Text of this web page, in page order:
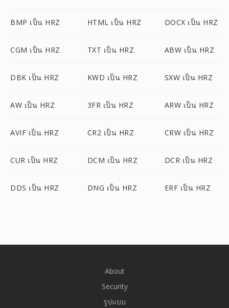
BMP เป็น HRZ HTML เป็น HRZ DOCX เป็น HRZ
CGM เป็น HRZ TXT เป็น HRZ ABW เป็น HRZ
DBK เป็น HRZ KWD เป็น HRZ SXW เป็น HRZ
AW เป็น HRZ 3FR เป็น HRZ ARW เป็น HRZ
AVIF เป็น HRZ CR2 เป็น HRZ CRW เป็น HRZ
CUR เป็น HRZ DCM เป็น HRZ DCR เป็น HRZ
DDS เป็น HRZ DNG เป็น HRZ ERF เป็น HRZ
About
Security
รูปแบบ